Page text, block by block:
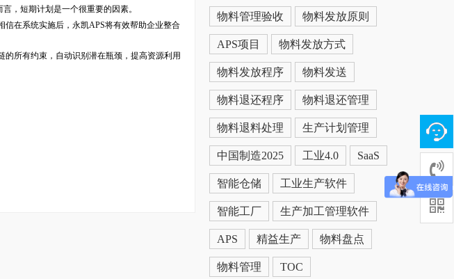
，短期计划是一个很重要的因素。
在系统实施后，永凯APS将有效帮助企业整合
所有约束，自动识别潜在瓶颈，提高资源利用
物料管理验收 物料发放原则
APS项目 物料发放方式
物料发放程序 物料发送
物料退还程序 物料退还管理
物料退料处理 生产计划管理
中国制造2025 工业4.0 SaaS
智能仓储 工业生产软件
智能工厂 生产加工管理软件
APS 精益生产 物料盘点
物料管理 TOC